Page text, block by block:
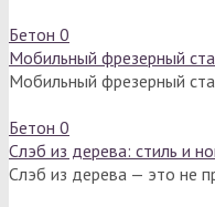
Бетон 0
Мобильный фрезерный
Мобильный фрезерный
Бетон 0
Слэб из дерева: стиль и
Слэб из дерева — это не